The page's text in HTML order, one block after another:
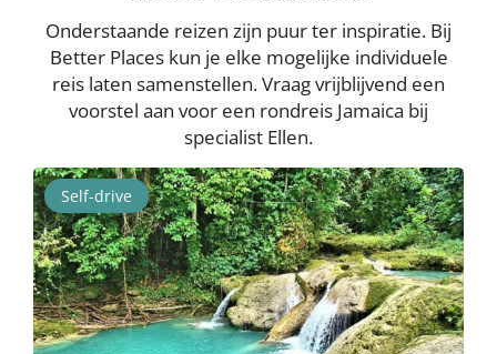
Onderstaande reizen zijn puur ter inspiratie. Bij
Better Places kun je elke mogelijke individuele
reis laten samenstellen. Vraag vrijblijvend een
voorstel aan voor een rondreis Jamaica bij
specialist Ellen.
Self-drive